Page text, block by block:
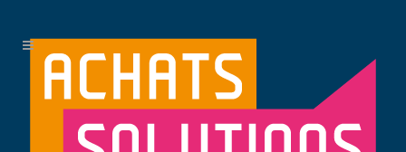
No posts were found.